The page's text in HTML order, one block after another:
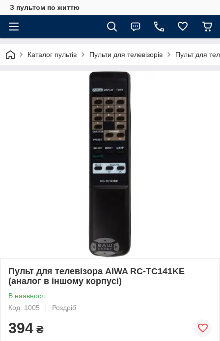
З пультом по життю
Каталог пультів Пульти для телевізорів Пульт для
Пульт для телевізора AIWA RC-TC141KE
(аналог в іншому корпусі)
В наявності
Код: 1005
Роздріб
394 ₴